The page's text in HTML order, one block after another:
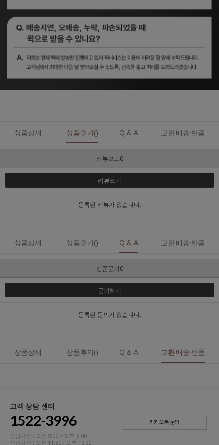
상품상세 상품후기() Q & A 교환·배송·반품
리뷰보드0
리뷰쓰기
등록된 리뷰가 없습니다.
상품상세 상품후기() Q & A 교환·배송·반품
상품문의0
문의하기
등록된 문의가 없습니다.
상품상세 상품후기() Q & A 교환·배송·반품
고객 상담 센터
1522-3996
상담시간 : 오전 9:00 ~ 오후 5:00
점심시간 : 오전 11:30 - 오후 12:30
카카오톡 문의